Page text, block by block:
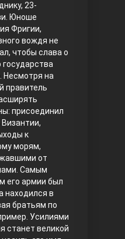
23-
Юноше
Фригии,
вождя не
чтобы слава о
Несмотря на
правитель
присоединил
к
морям,
от
Самым
его армии был
находился в
братьям по
Усилиями
станет великой